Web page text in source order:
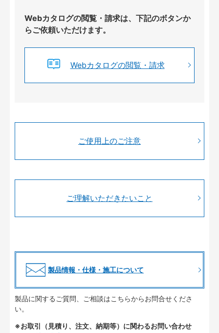
Webカタログの閲覧・請求は、下記のボタンか
らご依頼いただけます。
Webカタログの閲覧・請求
ご使用上のご注意
ご理解いただきたいこと
製品情報・仕様・施工について
製品に関するご質問、ご相談はこちらからお問合せくださ
い。
※お取引（見積り、注文、納期等）に関わるお問い合わせ